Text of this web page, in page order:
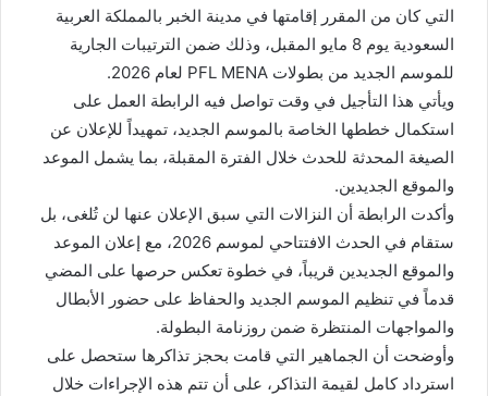
التي كان من المقرر إقامتها في مدينة الخبر بالمملكة العربية
السعودية يوم 8 مايو المقبل، وذلك ضمن الترتيبات الجارية
للموسم الجديد من بطولات PFL MENA لعام 2026.
ويأتي هذا التأجيل في وقت تواصل فيه الرابطة العمل على
استكمال خططها الخاصة بالموسم الجديد، تمهيداً للإعلان عن
الصيغة المحدثة للحدث خلال الفترة المقبلة، بما يشمل الموعد
والموقع الجديدين.
وأكدت الرابطة أن النزالات التي سبق الإعلان عنها لن تُلغى، بل
ستقام في الحدث الافتتاحي لموسم 2026، مع إعلان الموعد
والموقع الجديدين قريباً، في خطوة تعكس حرصها على المضي
قدماً في تنظيم الموسم الجديد والحفاظ على حضور الأبطال
والمواجهات المنتظرة ضمن روزنامة البطولة.
وأوضحت أن الجماهير التي قامت بحجز تذاكرها ستحصل على
استرداد كامل لقيمة التذاكر، على أن تتم هذه الإجراءات خلال